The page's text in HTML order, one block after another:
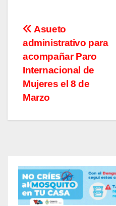
Navegación
de
entradas
Asueto
administrativo para
acompañar Paro
Internacional de
Mujeres el 8 de
Marzo